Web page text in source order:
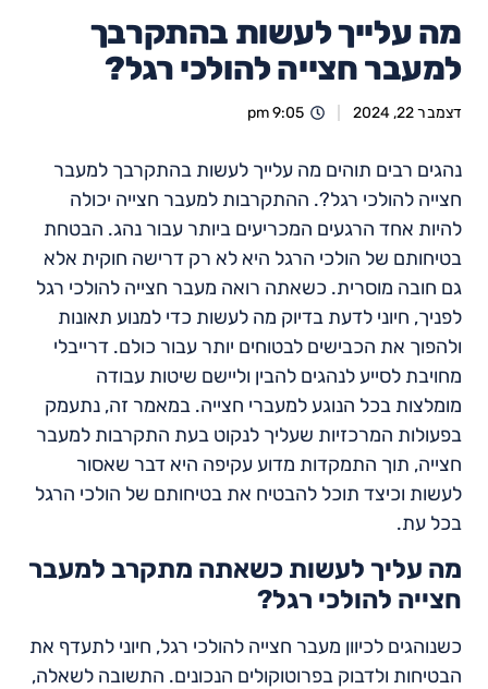
מה עלייך לעשות בהתקרבך
למעבר חצייה להולכי רגל?
דצמבר 22, 2024 9:05 pm
נהגים רבים תוהים מה עלייך לעשות בהתקרבך למעבר
חצייה להולכי רגל?. ההתקרבות למעבר חצייה יכולה
להיות אחד הרגעים המכריעים ביותר עבור נהג. הבטחת
בטיחותם של הולכי הרגל היא לא רק דרישה חוקית אלא
גם חובה מוסרית. כשאתה רואה מעבר חצייה להולכי רגל
לפניך, חיוני לדעת בדיוק מה לעשות כדי למנוע תאונות
ולהפוך את הכבישים לבטוחים יותר עבור כולם. דרייבלי
מחויבת לסייע לנהגים להבין וליישם שיטות עבודה
מומלצות בכל הנוגע למעברי חצייה. במאמר זה, נתעמק
בפעולות המרכזיות שעליך לנקוט בעת התקרבות למעבר
חצייה, תוך התמקדות מדוע עקיפה היא דבר שאסור
לעשות וכיצד תוכל להבטיח את בטיחותם של הולכי הרגל
בכל עת.
מה עליך לעשות כשאתה מתקרב למעבר
חצייה להולכי רגל?
כשנוהגים לכיוון מעבר חצייה להולכי רגל, חיוני לתעדף את
הבטיחות ולדבוק בפרוטוקולים הנכונים. התשובה לשאלה,